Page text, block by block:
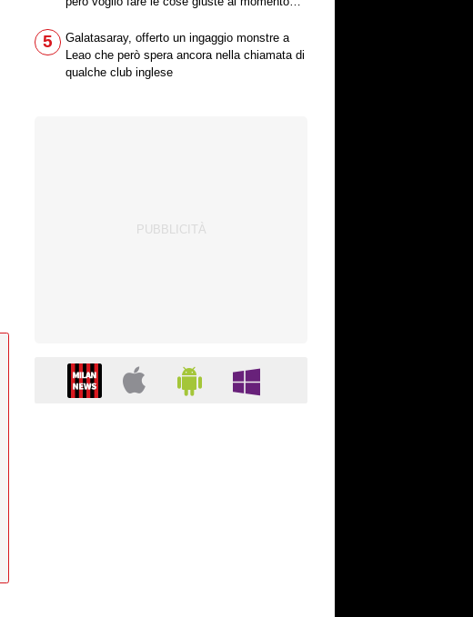
5
Galatasaray, offerto un ingaggio monstre a
Leao che però spera ancora nella chiamata di
qualche club inglese